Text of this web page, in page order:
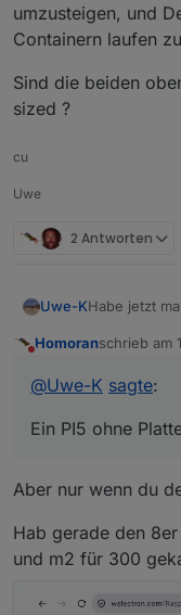
umzusteigen, und
Containern laufen
Sind die beiden
sized ?
cu
Uwe
2 Antworten
Uwe-KHabe jetzt
lenovo
Ein PI5 ohne
Mein Plan
sized ?
Homoranschrieb am
zuletzt
@Uwe-K sagte:
Ein PI5 ohne
Aber nur wenn du
Hab gerade den
und m2 für 300